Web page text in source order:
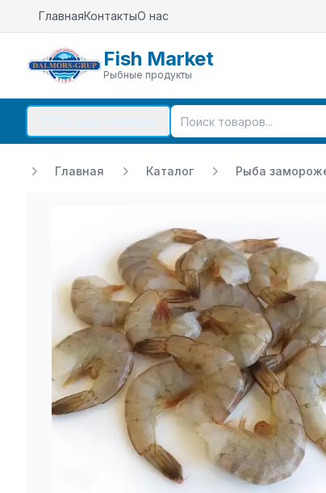
ГлавнаяКонтактыО нас
Fish Market
Рыбные продукты
Главная Каталог Рыба